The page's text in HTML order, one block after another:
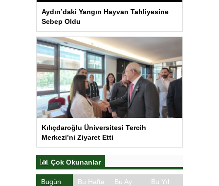
Aydın’daki Yangın Hayvan Tahliyesine
Sebep Oldu
Kılıçdaroğlu Üniversitesi Tercih
Merkezi’ni Ziyaret Etti
Çok Okunanlar
Bugün Bu Hafta Bu Ay Bu Yıl